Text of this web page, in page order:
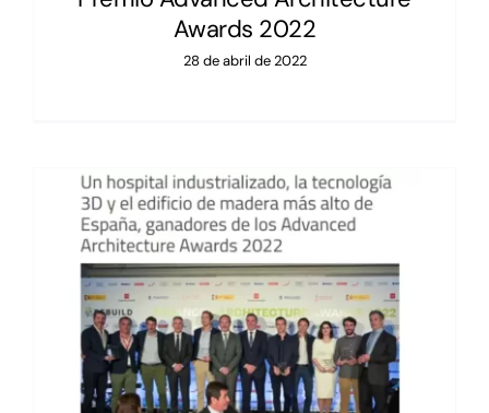
Awards 2022
28 de abril de 2022